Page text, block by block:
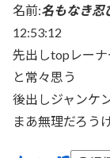
名前:名もなき忍
12:53:12
先出しtopレー
と常々思う
後出しジャンケ
まあ無理だろう